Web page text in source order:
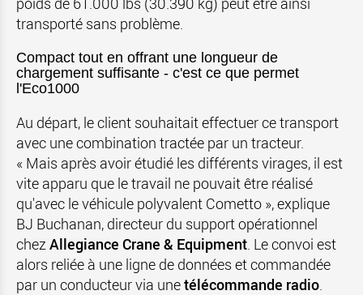
transporté sans problème.
Compact tout en offrant une longueur de
chargement suffisante - c'est ce que permet
l'Eco1000
Au départ, le client souhaitait effectuer ce transport
avec une combination tractée par un tracteur.
« Mais après avoir étudié les différents virages, il est
vite apparu que le travail ne pouvait être réalisé
qu'avec le véhicule polyvalent Cometto », explique
BJ Buchanan, directeur du support opérationnel
chezAllegiance Crane & Equipment. Le convoi est
alors reliée à une ligne de données et commandée
par un conducteur via unetélécommande radio.